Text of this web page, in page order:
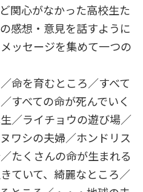
関心がなかった高校生た
感想・意見を話すように
ッセージを集めて一つの
命を育むところ／すべて
すべての命が死んでいく
／ライチョウの遊び場／
ワシの夫婦／ホンドリス
たくさんの命が生まれる
ていて、綺麗なところ／